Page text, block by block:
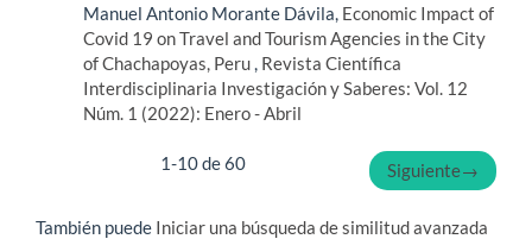
Manuel Antonio Morante Dávila, Economic Impact of
Covid 19 on Travel and Tourism Agencies in the City
of Chachapoyas, Peru Revista Científica
Interdisciplinaria Investigación y Saberes: Vol. 12
Núm. 1 (2022): Enero - Abril
1-10 de 60 Siguiente→
También puede Iniciar una búsqueda de similitud avanzada